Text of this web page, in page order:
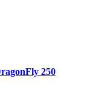
250